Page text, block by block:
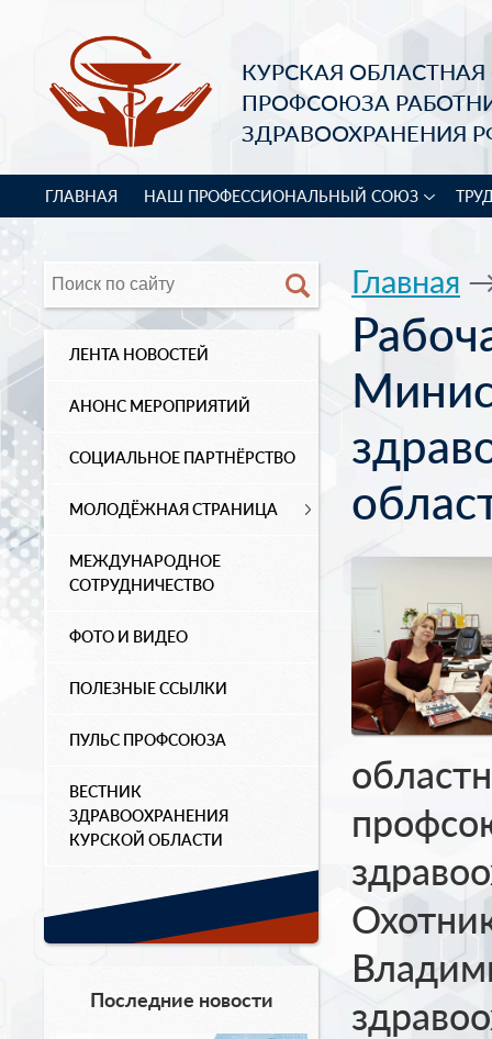
КУРСКАЯ
ПРОФСОЮЗА
ЗДРАВООХРАНЕНИЯ
ГЛАВНАЯ НАШ ПРОФЕССИОНАЛЬНЫЙ СОЮЗ
ЛЕНТА НОВОСТЕЙ
АНОНС МЕРОПРИЯТИЙ
СОЦИАЛЬНОЕ ПАРТНЁРСТВО
МОЛОДЁЖНАЯ СТРАНИЦА
МЕЖДУНАРОДНОЕ
СОТРУДНИЧЕСТВО
ФОТО И ВИДЕО
ПОЛЕЗНЫЕ ССЫЛКИ
ПУЛЬС ПРОФСОЮЗА
ВЕСТНИК
ЗДРАВООХРАНЕНИЯ
КУРСКОЙ ОБЛАСТИ
Последние новости
Главная